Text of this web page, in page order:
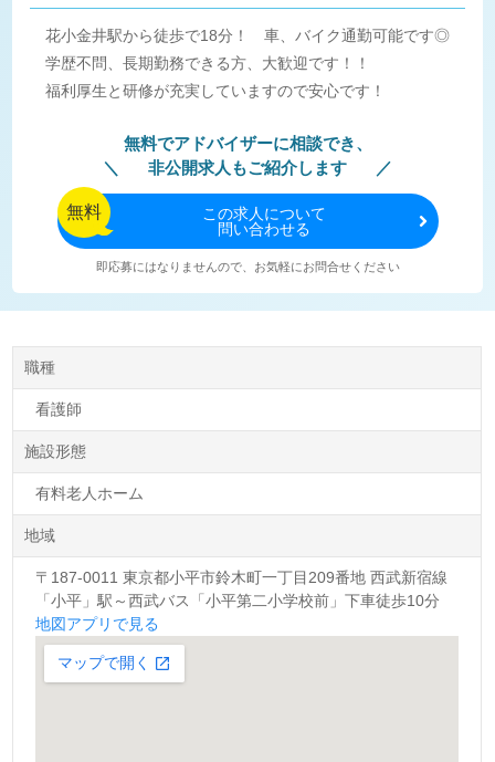
花小金井駅から徒歩で18分！ 車、バイク通勤可能です◎
学歴不問、長期勤務できる方、大歓迎です！！
福利厚生と研修が充実していますので安心です！
無料でアドバイザーに相談でき、
非公開求人もご紹介します
無料 この求人について
問い合わせる
即応募にはなりませんので、お気軽にお問合せください
職種
看護師
施設形態
有料老人ホーム
地域
〒187-0011 東京都小平市鈴木町一丁目209番地 西武新宿線
「小平」駅～西武バス「小平第二小学校前」下車徒歩10分
地図アプリで見る